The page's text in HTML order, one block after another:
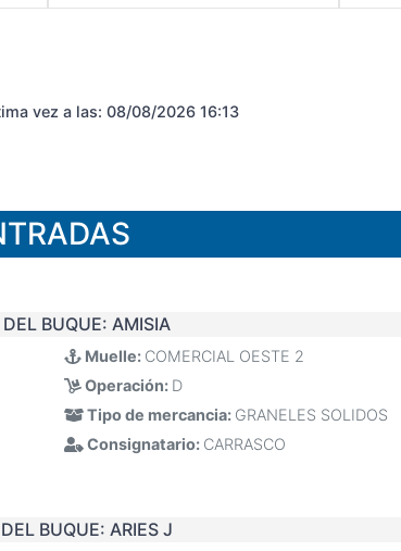
vez a las: 08/08/2026 16:13
BUQUE: AMISIA
Muelle: COMERCIAL OESTE 2
Operación: D
Tipo de mercancia: GRANELES SOLIDOS
Consignatario: CARRASCO
BUQUE: ARIES J